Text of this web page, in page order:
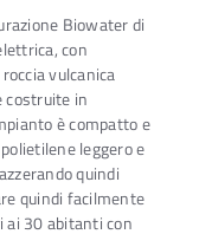
Biowater di
con
vulcanica
costruite in
è compatto e
leggero e
quindi
quindi facilmente
ai 30 abitanti con